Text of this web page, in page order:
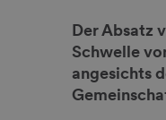
Der Absatz
Schwelle
angesichts